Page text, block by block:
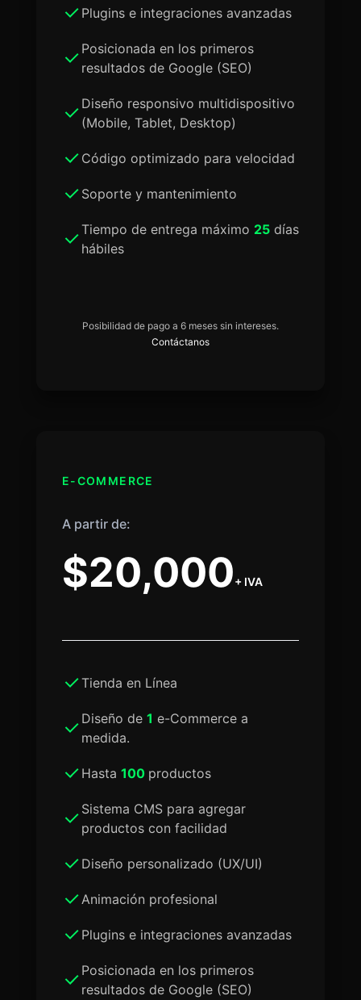
Plugins e integraciones avanzadas
Posicionada en los primeros
resultados de Google (SEO)
Diseño responsivo multidispositivo
(Mobile, Tablet, Desktop)
Código optimizado para velocidad
Soporte y mantenimiento
Tiempo de entrega máximo 25días
hábiles
Posibilidad de pago a 6 meses sin intereses.
Contáctanos
E-COMMERCE
A partir de:
$20,000+ IVA
Tienda en Línea
Diseño de 1 e-Commerce a
medida.
Hasta 100 productos
Sistema CMS para agregar
productos con facilidad
Diseño personalizado (UX/UI)
Animación profesional
Plugins e integraciones avanzadas
Posicionada en los primeros
resultados de Google (SEO)